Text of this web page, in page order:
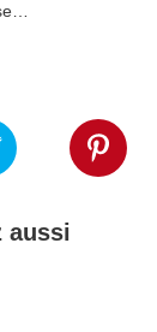
aussi